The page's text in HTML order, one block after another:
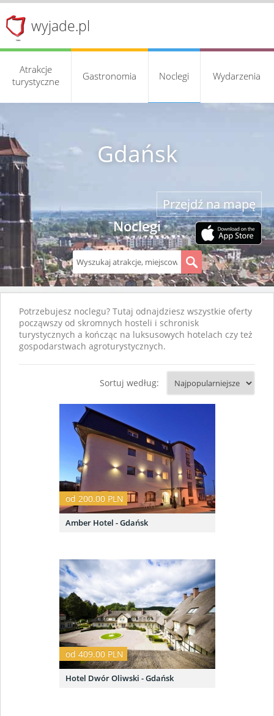
wyjade.pl
Atrakcje
turystyczne
Gastronomia Noclegi Wydarzenia
Gdańsk
Noclegi
Przejdź na mapę
Potrzebujesz noclegu? Tutaj odnajdziesz wszystkie oferty
począwszy od skromnych hosteli i schronisk
turystycznych a kończąc na luksusowych hotelach czy też
gospodarstwach agroturystycznych.
Sortuj według:
od 200.00 PLN
Amber Hotel - Gdańsk
od 409.00 PLN
Hotel Dwór Oliwski - Gdańsk